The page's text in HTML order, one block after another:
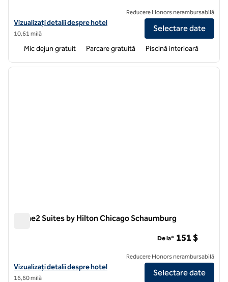
Vizualizați detaliile hotelului pentru Homewood Suites by Hilton
Vizualizați detalii despre hotel
10,61 milă
Reducere Honors nerambursabilă
Selectare date
Mic dejun gratuit Parcare gratuită Piscină interioară
1 din 12
Home2 Suites by Hilton Chicago Schaumburg
Vizualizați detaliile hotelului pentru Home2 Suites by Hilton Chicago
Vizualizați detalii despre hotel
16,60 milă
De la* 151 $
Reducere Honors nerambursabilă
Selectare date